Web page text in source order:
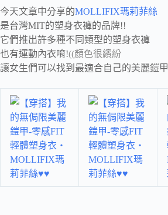
今天文章中分享的MOLLIFIX瑪莉菲絲
是台灣MIT的塑身衣褲的品牌!!
它們推出許多種不同類型的塑身衣褲
也有運動內衣唷!((顏色很繽紛
讓女生們可以找到最適合自己的美麗鎧甲